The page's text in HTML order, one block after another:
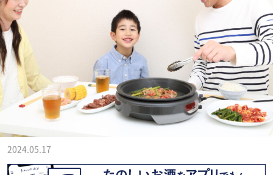
2024.05.17